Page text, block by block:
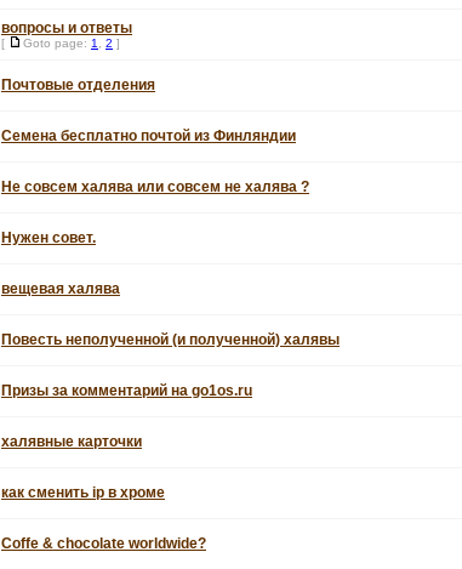
вопросы и ответы
[ Goto page: 1 2 ]
Почтовые отделения
Семена бесплатно почтой из Финляндии
Не совсем халява или совсем не халява ?
Нужен совет.
вещевая халява
Повесть неполученной (и полученной) халявы
Призы за комментарий на go1os.ru
халявные карточки
как сменить ip в хроме
Coffe & chocolate worldwide?